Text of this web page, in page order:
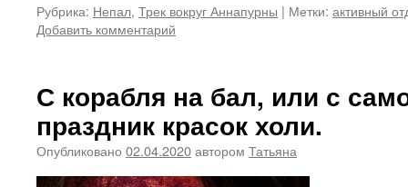
Рубрика: Непал, Трек вокруг Аннапурны | Метки: активный
Добавить комментарий
С корабля на бал, или с
праздник красок холи.
Опубликовано 02.04.2020автором Татьяна